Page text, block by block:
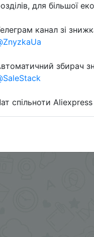
для більшої
канал зі
збирач
спільноти Aliexpress